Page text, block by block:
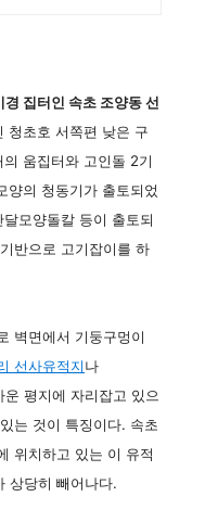
집터인 속초 조양동 선
청초호 서쪽편 낮은 구
움집터와 고인돌 2기
양의 청동기가 출토되었
모양돌칼 등이 출토되
반으로 고기잡이를 하
벽면에서 기둥구멍이
선사유적지나
운 평지에 자리잡고 있으
는 것이 특징이다. 속초
위치하고 있는 이 유적
상당히 빼어나다.